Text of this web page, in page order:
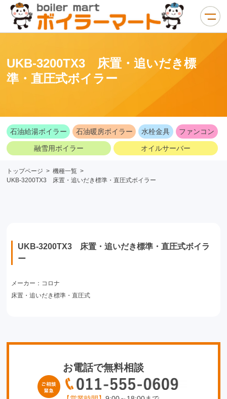
UKB-3200TX3 床置・追いだき標
準・直圧式ボイラー
石油給湯ボイラー 石油暖房ボイラー 水栓金具 ファンコン
融雪用ボイラー オイルサーバー
トップページ > 機種一覧 >
UKB-3200TX3 床置・追いだき標準・直圧式ボイラー
UKB-3200TX3 床置・追いだき標準・直圧式ボイラ
ー
メーカー：コロナ
床置・追いだき標準・直圧式
お電話で無料相談